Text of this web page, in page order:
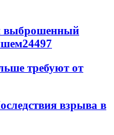
выброшенный
24497
требуют от
взрыва в